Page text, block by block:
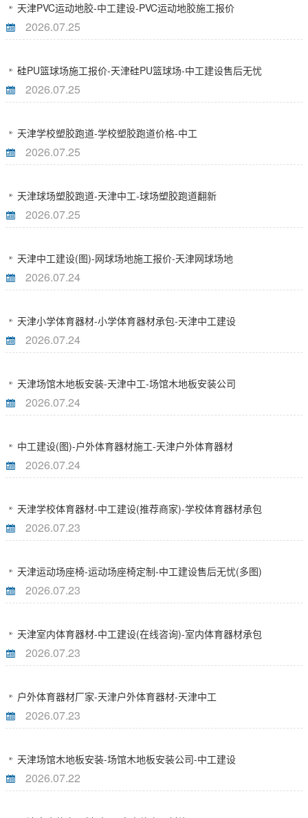
天津PVC运动地胶-中工建设-PVC运动地胶施工报价
2026.07.25
硅PU篮球场施工报价-天津硅PU篮球场-中工建设售后无忧
2026.07.25
天津学校塑胶跑道-学校塑胶跑道价格-中工
2026.07.25
天津球场塑胶跑道-天津中工-球场塑胶跑道翻新
2026.07.25
天津中工建设(图)-网球场地施工报价-天津网球场地
2026.07.24
天津小学体育器材-小学体育器材承包-天津中工建设
2026.07.24
天津场馆木地板安装-天津中工-场馆木地板安装公司
2026.07.24
中工建设(图)-户外体育器材施工-天津户外体育器材
2026.07.24
天津学校体育器材-中工建设(推荐商家)-学校体育器材承包
2026.07.23
天津运动场座椅-运动场座椅定制-中工建设售后无忧(多图)
2026.07.23
天津室内体育器材-中工建设(在线咨询)-室内体育器材承包
2026.07.23
户外体育器材厂家-天津户外体育器材-天津中工
2026.07.23
天津场馆木地板安装-场馆木地板安装公司-中工建设
2026.07.22